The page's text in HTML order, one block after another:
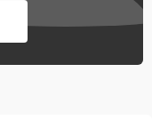
Подробнее →